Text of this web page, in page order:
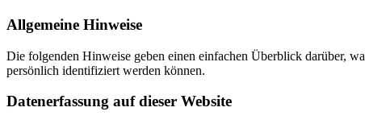
Allgemeine Hinweise
Die folgenden Hinweise geben einen einfachen Überblick darüber,
persönlich identifiziert werden können.
Datenerfassung auf dieser Website